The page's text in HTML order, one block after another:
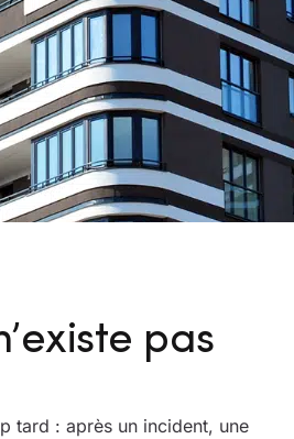
pas
tard : après un incident, une